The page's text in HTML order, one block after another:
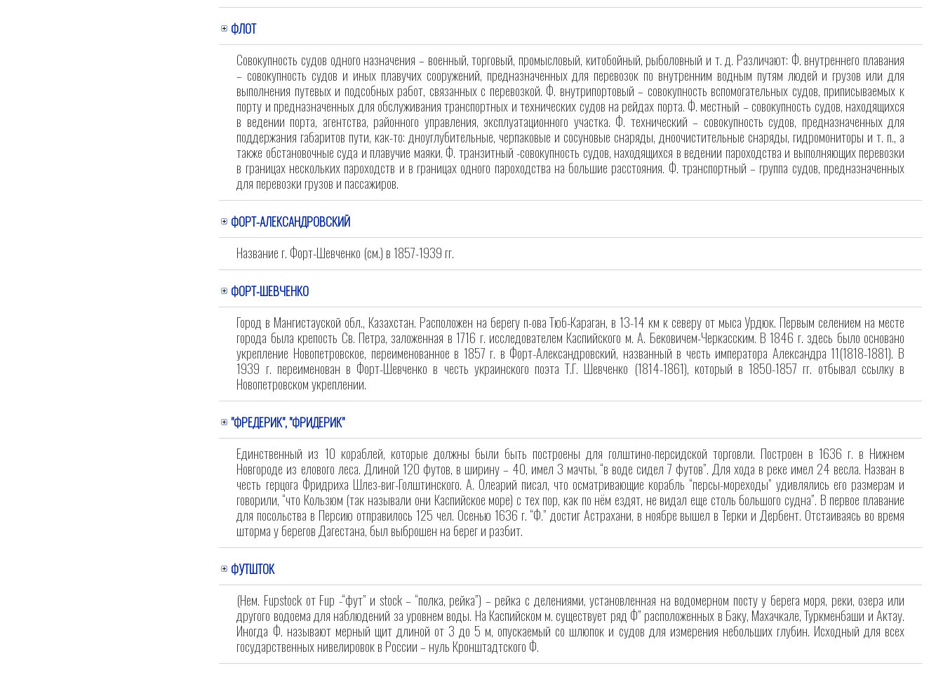
ФЛОТ
Совокупность судов одного назначения – военный, торговый, промысловый, китобойный, рыболовный и т. д. Различают: Ф. внутреннего плавания
– совокупность судов и иных плавучих сооружений, предназначенных для перевозок по внутренним водным путям людей и грузов или для
выполнения путевых и подсобных работ, связанных с перевозкой. Ф. внутрипортовый – совокупность вспомогательных судов, приписываемых к
порту и предназначенных для обслуживания транспортных и технических судов на рейдах порта. Ф. местный – совокупность судов, находящихся
в ведении порта, агентства, районного управления, эксплуатационного участка. Ф. технический – совокупность судов, предназначенных для
поддержания габаритов пути, как-то: дноуглубительные, черпаковые и сосуновые снаряды, дноочистительные снаряды, гидромониторы и т. п., а
также обстановочные суда и плавучие маяки. Ф. транзитный -совокупность судов, находящихся в ведении пароходства и выполняющих перевозки
в границах нескольких пароходств и в границах одного пароходства на большие расстояния. Ф. транспортный – группа судов, предназначенных
для перевозки грузов и пассажиров.
ФОРТ-АЛЕКСАНДРОВСКИЙ
Название г. Форт-Шевченко (см.) в 1857-1939 гг.
ФОРТ-ШЕВЧЕНКО
Город в Мангистауской обл., Казахстан. Расположен на берегу п-ова Тюб-Караган, в 13-14 км к северу от мыса Урдюк. Первым селением на месте
города была крепость Св. Петра, заложенная в 1716 г. исследователем Каспийского м. А. Бековичем-Черкасским. В 1846 г. здесь было основано
укрепление Новопетровское, переименованное в 1857 г. в Форт-Александровский, названный в честь императора Александра 11(1818-1881). В
1939 г. переименован в Форт-Шевченко в честь украинского поэта Т.Г. Шевченко (1814-1861), который в 1850-1857 гг. отбывал ссылку в
Новопетровском укреплении.
"ФРЕДЕРИК", "ФРИДЕРИК"
Единственный из 10 кораблей, которые должны были быть построены для голштино-персидской торговли. Построен в 1636 г. в Нижнем
Новгороде из елового леса. Длиной 120 футов, в ширину – 40, имел 3 мачты, “в воде сидел 7 футов”. Для хода в реке имел 24 весла. Назван в
честь герцога Фридриха Шлез-виг-Голштинского. А. Олеарий писал, что осматривающие корабль “персы-мореходы” удивлялись его размерам и
говорили, “что Кользюм (так называли они Каспийское море) с тех пор, как по нём ездят, не видал еще столь большого судна”. В первое плавание
для посольства в Персию отправилось 125 чел. Осенью 1636 г. “Ф.” достиг Астрахани, в ноябре вышел в Терки и Дербент. Отстаиваясь во время
шторма у берегов Дагестана, был выброшен на берег и разбит.
ФУТШТОК
(Нем. Fupstock от Fup -“фут” и stock – “полка, рейка”) – рейка с делениями, установленная на водомерном посту у берега моря, реки, озера или
другого водоема для наблюдений за уровнем воды. На Каспийском м. существует ряд Ф” расположенных в Баку, Махачкале, Туркменбаши и Актау.
Иногда Ф. называют мерный щит длиной от 3 до 5 м, опускаемый со шлюпок и судов для измерения небольших глубин. Исходный для всех
государственных нивелировок в России – нуль Кронштадтского Ф.